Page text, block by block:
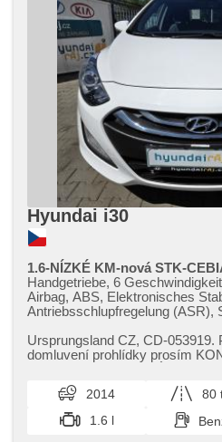
Hyundai i30
1.6-NÍZKÉ KM-nová STK-
Handgetriebe, 6
Airbag, ABS, Elektronisches
Antriebsschlupfregelung (ASR),
erfüllt 'EURO VI',
parkovací senzory zadní,
Beifahrerairbagdeaktivierung,
Seitenscheiben, El.
Spiegel, Wegfahrsperre,
mit Funkfernbedienung,
Ursprungsland CZ,​ CD​-053919.
domluvení prohlídky prosím
2014 80
1.6 l